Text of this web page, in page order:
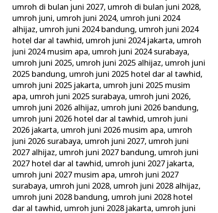
umroh di bulan juni 2027, umroh di bulan juni 2028,
umroh juni, umroh juni 2024, umroh juni 2024
alhijaz, umroh juni 2024 bandung, umroh juni 2024
hotel dar al tawhid, umroh juni 2024 jakarta, umroh
juni 2024 musim apa, umroh juni 2024 surabaya,
umroh juni 2025, umroh juni 2025 alhijaz, umroh juni
2025 bandung, umroh juni 2025 hotel dar al tawhid,
umroh juni 2025 jakarta, umroh juni 2025 musim
apa, umroh juni 2025 surabaya, umroh juni 2026,
umroh juni 2026 alhijaz, umroh juni 2026 bandung,
umroh juni 2026 hotel dar al tawhid, umroh juni
2026 jakarta, umroh juni 2026 musim apa, umroh
juni 2026 surabaya, umroh juni 2027, umroh juni
2027 alhijaz, umroh juni 2027 bandung, umroh juni
2027 hotel dar al tawhid, umroh juni 2027 jakarta,
umroh juni 2027 musim apa, umroh juni 2027
surabaya, umroh juni 2028, umroh juni 2028 alhijaz,
umroh juni 2028 bandung, umroh juni 2028 hotel
dar al tawhid, umroh juni 2028 jakarta, umroh juni